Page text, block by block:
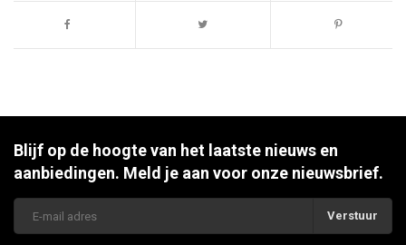
Blijf op de hoogte van het laatste nieuws en
aanbiedingen. Meld je aan voor onze nieuwsbrief.
Verstuur